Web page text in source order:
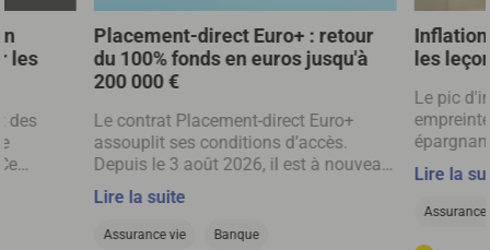
les
des
Placement-direct Euro+ : retour
du 100% fonds en euros jusqu'à
200 000 €
Le contrat Placement-direct Euro+
assouplit ses conditions d’accès.
Depuis le 3 août 2026, il est à nouveau
possible d’investir librement sur le
fonds en euros SwissLife Euro+, dans
la limite de 200 000 € par adhérent.
Lire la suite
Assurance vie Banque
les
Le pic
mettent
argent,
Lire la
Assurance